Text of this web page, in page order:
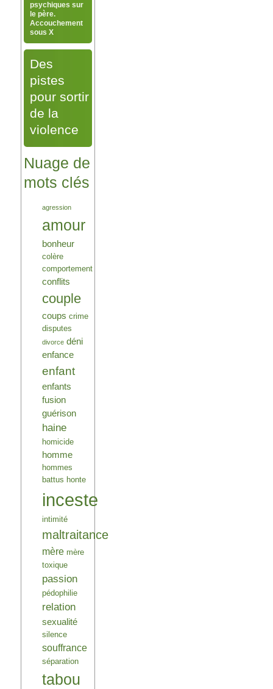
psychiques sur
le père.
Accouchement
sous X
Des
pistes
pour sortir
de la
violence
Nuage de
mots clés
agression
amour
bonheur
colère
comportement
conflits
couple
coups crime
disputes
divorce déni
enfance
enfant
enfants
fusion
guérison
haine
homicide
homme
hommes
battus honte
inceste
intimité
maltraitance
mère mère
toxique
passion
pédophilie
relation
sexualité
silence
souffrance
séparation
tabou